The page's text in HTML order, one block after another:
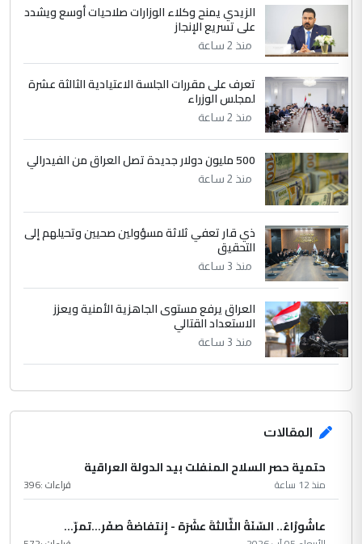
5
التعليق : تحياتي لك استاذ حامدتركان. كلام
دقيق ومسؤول؛ فالاستثمار الحقيقي للإنسان
الموضوع :
بين الإهمال واغتصاب الأرض.. بلاد
الرافدين تعاني الجفاف والتصحر!!
الزيدي يمنح وكلاء الوزارات صلاحيات أوسع ويشدد
على تسريع الإنجاز
منذ 2 ساعة
تعرف على مقررات الجلسة الاعتيادية الثالثة عشرة
لمجلس الوزراء
منذ 2 ساعة
500 مليون دولار جديدة تصل العراق من الفيدرالي
منذ 2 ساعة
ذي قار تعفي ثلاثة مسؤولين صحيين وتحيلهم إلى
التحقيق
منذ 3 ساعة
العراق يرفع مستوى الجاهزية الأمنية ويعزز
الاستعداد القتالي
منذ 3 ساعة
المقالات
حتمية حصر السلاح المنفلت بيد الدولة العراقية
منذ 12 ساعة قراءات :396
عاشُورْاءُ.. السّنَةُ الثّالثةَ عشَرَة - إِنتفاضةُ صفَر…تمرّ...